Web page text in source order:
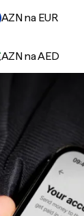
AZN na EUR
AZN na AED